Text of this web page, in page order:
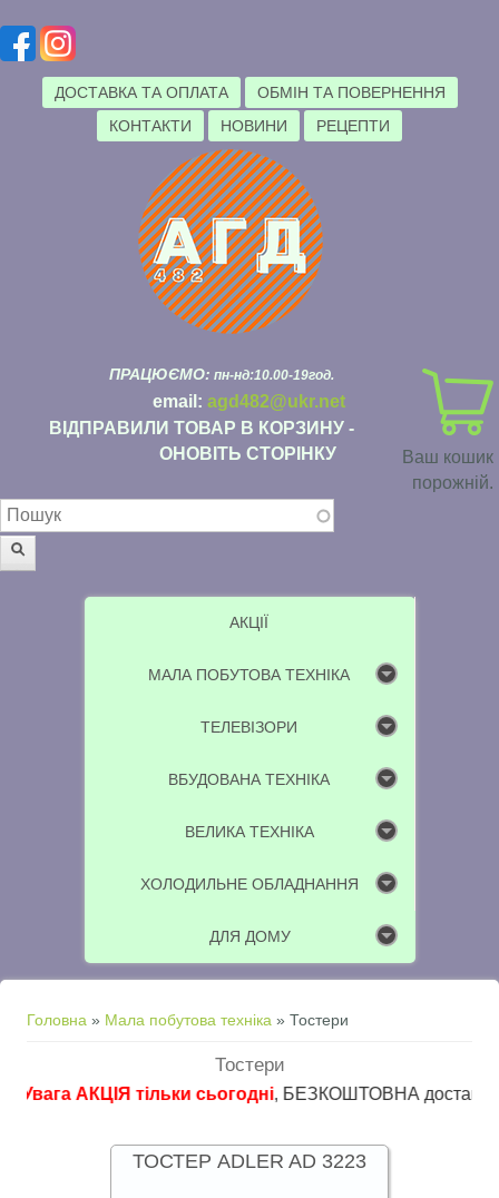
ДОСТАВКА ТА ОПЛАТА
ОБМІН ТА ПОВЕРНЕННЯ
КОНТАКТИ
НОВИНИ РЕЦЕПТИ
Ваш кошик
порожній.
ПРАЦЮЄМО: пн-нд:10.00-19год.
email: agd482@ukr.net
ВІДПРАВИЛИ ТОВАР В КОРЗИНУ -
ОНОВІТЬ СТОРІНКУ
Пошукова форма
АКЦІЇ
МАЛА ПОБУТОВА ТЕХНІКА
ТЕЛЕВІЗОРИ
ВБУДОВАНА ТЕХНІКА
ВЕЛИКА ТЕХНІКА
ХОЛОДИЛЬНЕ ОБЛАДНАННЯ
ДЛЯ ДОМУ
Ви є тут
Головна » Мала побутова техніка » Тостери
Тостери
АКЦІЯ тільки сьогодні, БЕЗКОШТОВНА доставка в
ТОСТЕР ADLER AD 3223